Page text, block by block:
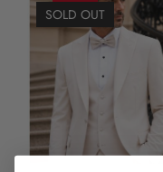
SOLD OUT